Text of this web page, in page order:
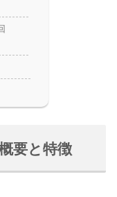
要と特徴